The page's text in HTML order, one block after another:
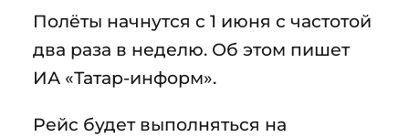
Полёты начнутся с 1 июня с частотой
два раза в неделю. Об этом пишет
ИА «Татар-информ».
Рейс будет выполняться на